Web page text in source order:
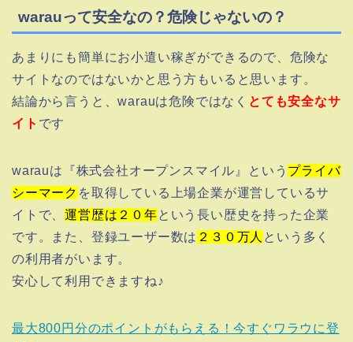
warauって安全なの？危険じゃないの？
あまりにも簡単にお小遣い稼ぎができるので、危険な
サイトなのではないかと思う方もいると思います。
結論から言うと、warauは危険ではなく とても安全なサ
イト です
warauは『株式会社オープンスマイル』という プライバ
シーマーク を取得している上場企業が運営しているサ
イトで、運営歴は２０年という長い歴史を持った企業
です。また、登録ユーザー数は ２３０万人 という多く
の利用者がいます。
安心して利用できますね♪
最大800円分のポイントがもらえる！今すぐワラウに登